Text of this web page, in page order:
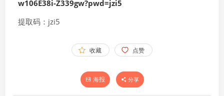
w106E38i-Z339gw?pwd=jzi5
提取码：jzi5
收藏 点赞
海报 分享